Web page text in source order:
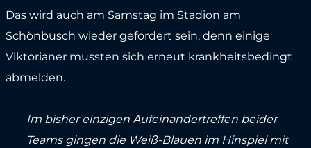
Das wird auch am Samstag im Stadion am
Schönbusch wieder gefordert sein, denn einige
Viktorianer mussten sich erneut krankheitsbedingt
abmelden.
Im bisher einzigen Aufeinandertreffen beider
Teams gingen die Weiß-Blauen im Hinspiel mit